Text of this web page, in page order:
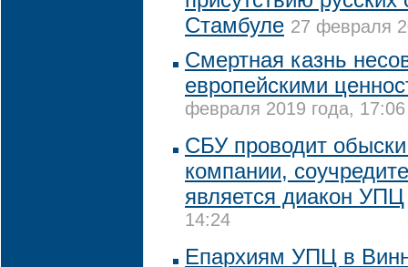
Стамбуле 27 февраля
Смертная казнь
европейскими
февраля 2019 года, 17:06
СБУ проводит
компании,
является диакон УПЦ
14:24
Епархиям УПЦ в